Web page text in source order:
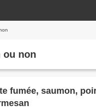
ou non
fumée, saumon,